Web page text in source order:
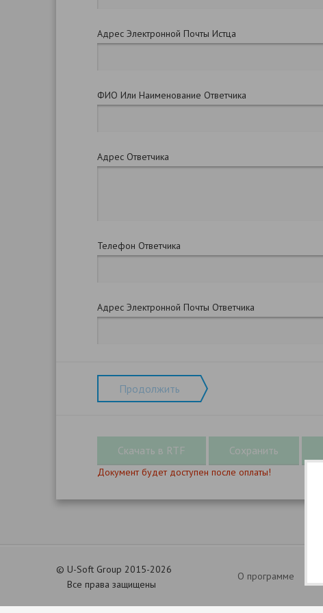
Адрес Электронной Почты Истца
ФИО Или Наименование Ответчика
Адрес Ответчика
Телефон Ответчика
Адрес Электронной Почты Ответчика
Продолжить
Документ будет доступен после оплаты!
© U-Soft Group 2015-2026
Все права защищены
О программе